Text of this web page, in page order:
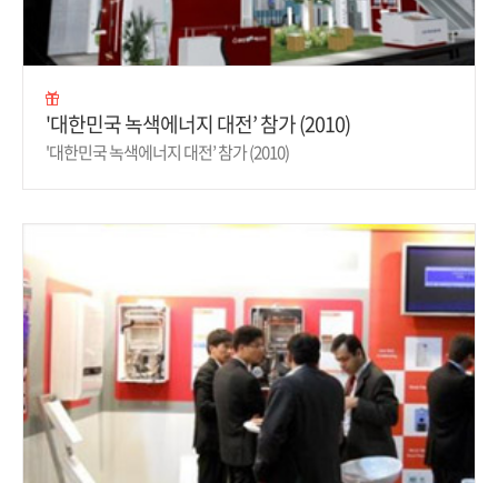
'대한민국 녹색에너지 대전’ 참가 (2010)
'대한민국 녹색에너지 대전’ 참가 (2010)